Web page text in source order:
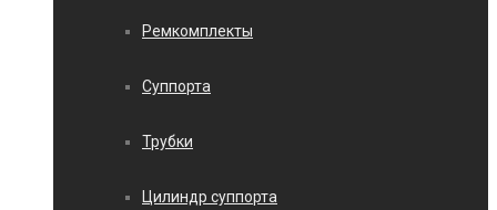
Ремкомплекты
Суппорта
Трубки
Цилиндр суппорта